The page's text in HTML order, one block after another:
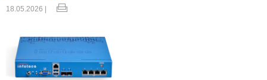
18.05.2026 |